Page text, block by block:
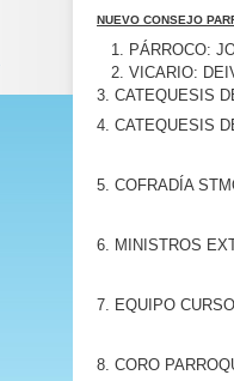
NUEVO CONSEJO
PÁRROCO:
VICARIO:
3.
4. CATEQUESIS
5. COFRADÍA
MARÍA
6. MINISTROS
7. EQUIPO
ERNESTO
8. CORO